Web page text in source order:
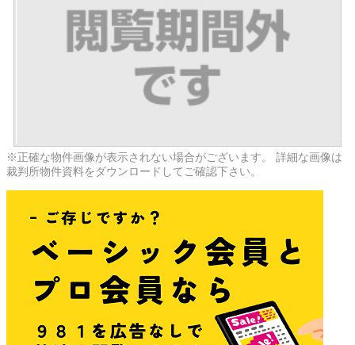
※正確な物件画像が表示されない場合がございます。 詳細な画像は
裁判所物件資料をダウンロードしてご確認下さい。